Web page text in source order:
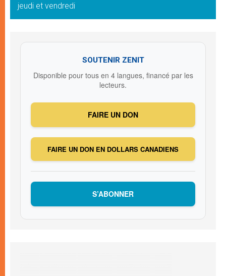
jeudi et vendredi
SOUTENIR ZENIT
Disponible pour tous en 4 langues, financé par les
lecteurs.
FAIRE UN DON
FAIRE UN DON EN DOLLARS CANADIENS
S’ABONNER